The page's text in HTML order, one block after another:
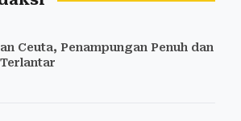
Ceuta, Penampungan Penuh dan